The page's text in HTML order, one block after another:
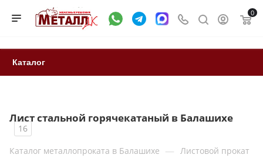
0
Каталог
Лист стальной горячекатаный в Балашихе
16
Каталог металлопроката в Балашихе — Листовой прокат